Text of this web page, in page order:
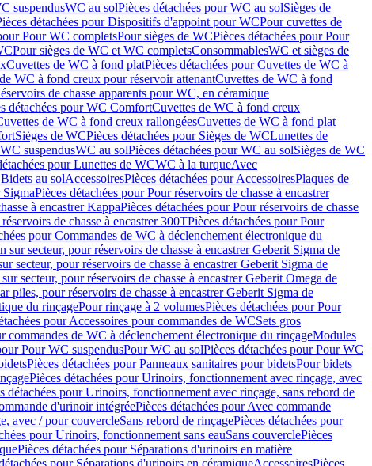
suspendusWC au solPièces détachées pour WC au solSièges de
détachées pour Dispositifs d'appoint pour WCPour cuvettes de
Pour WC completsPour sièges de WCPièces détachées pour Pour
Pour sièges de WC et WC completsConsommablesWC et sièges de
Cuvettes de WC à fond platPièces détachées pour Cuvettes de WC à
WC à fond creux pour réservoir attenantCuvettes de WC à fond
de chasse apparents pour WC, en céramique
détachées pour WC ComfortCuvettes de WC à fond creux
de WC à fond creux rallongéesCuvettes de WC à fond plat
Sièges de WCPièces détachées pour Sièges de WCLunettes de
suspendusWC au solPièces détachées pour WC au solSièges de WC
pour Lunettes de WCWC à la turqueAvec
au solAccessoiresPièces détachées pour AccessoiresPlaques de
SigmaPièces détachées pour Pour réservoirs de chasse à encastrer
à encastrer KappaPièces détachées pour Pour réservoirs de chasse
de chasse à encastrer 300TPièces détachées pour Pour
pour Commandes de WC à déclenchement électronique du
sur secteur, pour réservoirs de chasse à encastrer Geberit Sigma de
secteur, pour réservoirs de chasse à encastrer Geberit Sigma de
secteur, pour réservoirs de chasse à encastrer Geberit Omega de
piles, pour réservoirs de chasse à encastrer Geberit Sigma de
du rinçagePour rinçage à 2 volumesPièces détachées pour Pour
pour Accessoires pour commandes de WCSets gros
commandes de WC à déclenchement électronique du rinçageModules
Pour WC suspendusPour WC au solPièces détachées pour Pour WC
Pièces détachées pour Panneaux sanitaires pour bidetsPour bidets
Pièces détachées pour Urinoirs, fonctionnement avec rinçage, avec
détachées pour Urinoirs, fonctionnement avec rinçage, sans rebord de
d'urinoir intégréePièces détachées pour Avec commande
avec / pour couvercleSans rebord de rinçagePièces détachées pour
pour Urinoirs, fonctionnement sans eauSans couverclePièces
Pièces détachées pour Séparations d'urinoirs en matière
pour Séparations d'urinoirs en céramiqueAccessoiresPièces